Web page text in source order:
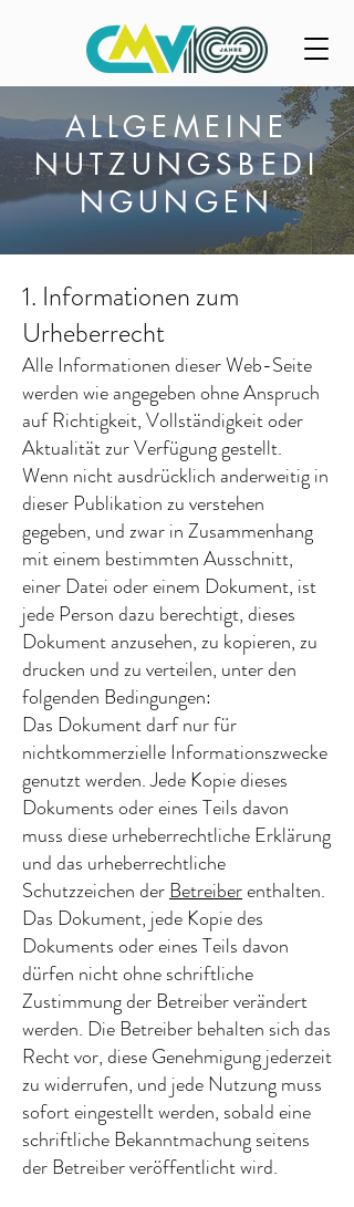
ALLGEMEINE
NUTZUNGSBEDI
NGUNGEN
1. Informationen zum
Urheberrecht
Alle Informationen dieser Web-Seite
werden wie angegeben ohne Anspruch
auf Richtigkeit, Vollständigkeit oder
Aktualität zur Verfügung gestellt.
Wenn nicht ausdrücklich anderweitig in
dieser Publikation zu verstehen
gegeben, und zwar in Zusammenhang
mit einem bestimmten Ausschnitt,
einer Datei oder einem Dokument, ist
jede Person dazu berechtigt, dieses
Dokument anzusehen, zu kopieren, zu
drucken und zu verteilen, unter den
folgenden Bedingungen:
Das Dokument darf nur für
nichtkommerzielle Informationszwecke
genutzt werden. Jede Kopie dieses
Dokuments oder eines Teils davon
muss diese urheberrechtliche Erklärung
und das urheberrechtliche
Schutzzeichen derBetreiberenthalten.
Das Dokument, jede Kopie des
Dokuments oder eines Teils davon
dürfen nicht ohne schriftliche
Zustimmung der Betreiber verändert
werden. Die Betreiber behalten sich das
Recht vor, diese Genehmigung jederzeit
zu widerrufen, und jede Nutzung muss
sofort eingestellt werden, sobald eine
schriftliche Bekanntmachung seitens
der Betreiber veröffentlicht wird.